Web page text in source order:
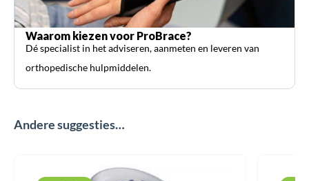
Waarom kiezen voor ProBrace?
Dé specialist in het adviseren, aanmeten en leveren van
orthopedische hulpmiddelen.
Andere suggesties…